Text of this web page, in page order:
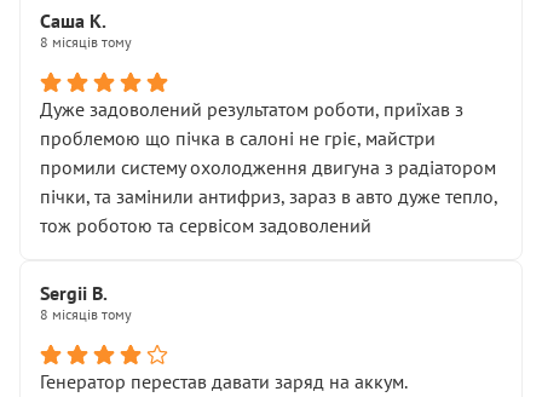
Саша К.
8 місяців тому
Дуже задоволений результатом роботи, приїхав з
проблемою що пічка в салоні не гріє, майстри
промили систему охолодження двигуна з радіатором
пічки, та замінили антифриз, зараз в авто дуже тепло,
тож роботою та сервісом задоволений
Sergii B.
8 місяців тому
Генератор перестав давати заряд на аккум.